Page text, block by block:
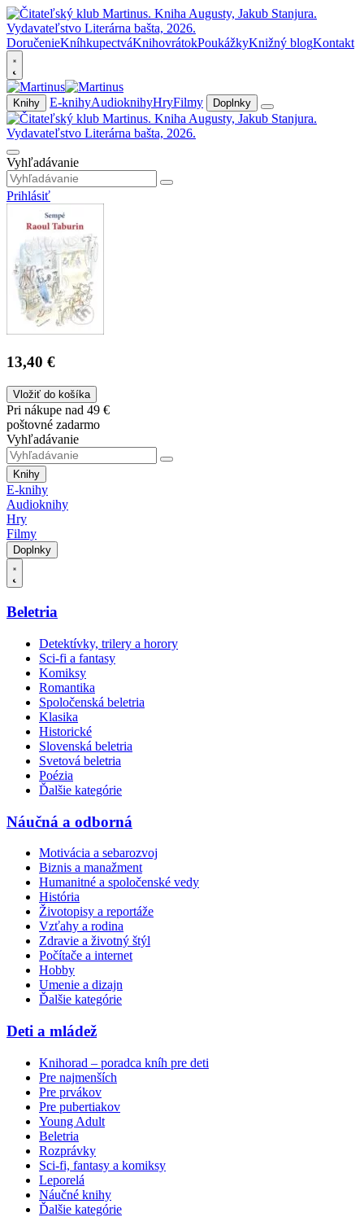
DoručenieKníhkupectváKnihovrátokPoukážkyKnižný blogKontakt
Knihy E-knihyAudioknihyHryFilmy Doplnky
Vyhľadávanie
Prihlásiť
13,40 €
Vložiť do košíka
Pri nákupe nad 49 €
poštovné zadarmo
Vyhľadávanie
Knihy
E-knihy
Audioknihy
Hry
Filmy
Doplnky
Beletria
Detektívky, trilery a horory
Sci-fi a fantasy
Komiksy
Romantika
Spoločenská beletria
Klasika
Historické
Slovenská beletria
Svetová beletria
Poézia
Ďalšie kategórie
Náučná a odborná
Motivácia a sebarozvoj
Biznis a manažment
Humanitné a spoločenské vedy
História
Životopisy a reportáže
Vzťahy a rodina
Zdravie a životný štýl
Počítače a internet
Hobby
Umenie a dizajn
Ďalšie kategórie
Deti a mládež
Knihorad – poradca kníh pre deti
Pre najmenších
Pre prvákov
Pre pubertiakov
Young Adult
Beletria
Rozprávky
Sci-fi, fantasy a komiksy
Leporelá
Náučné knihy
Ďalšie kategórie